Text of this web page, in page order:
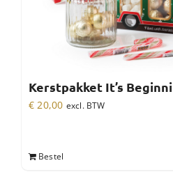
Kerstpakket It’s
€ 20,00 excl. BTW
Bestel